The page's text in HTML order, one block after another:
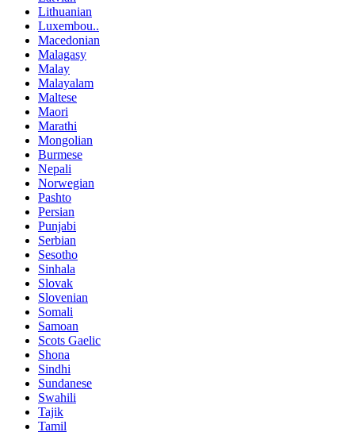
Lithuanian
Luxembou..
Macedonian
Malagasy
Malay
Malayalam
Maltese
Maori
Marathi
Mongolian
Burmese
Nepali
Norwegian
Pashto
Persian
Punjabi
Serbian
Sesotho
Sinhala
Slovak
Slovenian
Somali
Samoan
Scots Gaelic
Shona
Sindhi
Sundanese
Swahili
Tajik
Tamil